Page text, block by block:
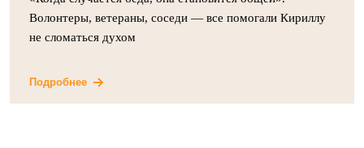
Волонтеры, ветераны, соседи — все помогали Кириллу
не сломаться духом
Подробнее